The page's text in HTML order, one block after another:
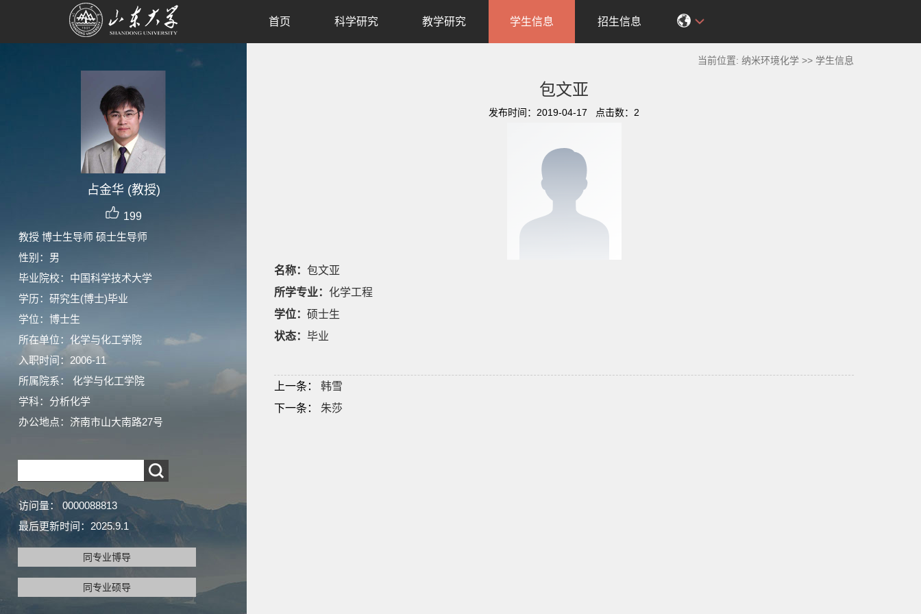
占金华 (教授)
199
教授 博士生导师 硕士生导师
性别：男
毕业院校：中国科学技术大学
学历：研究生(博士)毕业
学位：博士生
所在单位：化学与化工学院
入职时间：2006-11
所属院系： 化学与化工学院
学科：分析化学
办公地点：济南市山大南路27号
访问量： 0000088813
最后更新时间： 2025.9.1
同专业博导
同专业硕导
首页 科学研究 教学研究 学生信息 招生信息
当前位置:纳米环境化学 >> 学生信息
包文亚
发布时间：2019-04-17 点击数： 2
名称： 包文亚
所学专业： 化学工程
学位： 硕士生
状态： 毕业
上一条：
韩雪
下一条：
朱莎